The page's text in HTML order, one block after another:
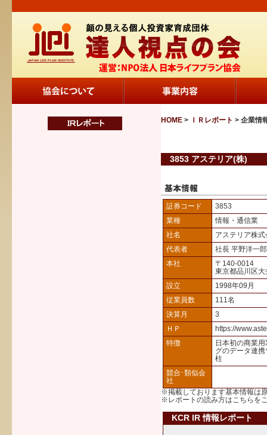
HOME > ＩＲレポート > 企業情
3853 アステリア(株)
証券コード
3853
業種
情報・通信業
社名
アステリア株
代表者
社長 平野洋一郎
本社
〒140-0014
東京都品川区
設立
1998年09月
従業員数
111名
決算月
3
ＨＰ
https://
特徴
日本初の商業
グのデータ連
柱
競合･類似会
社
※掲載しております基本情報は
※レポートの読み方はこちら を
KCR IR 情報レポート